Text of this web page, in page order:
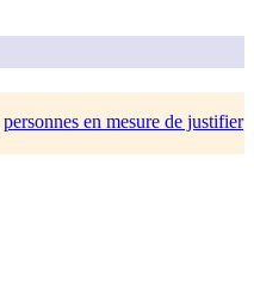
personnes en mesure de justifier